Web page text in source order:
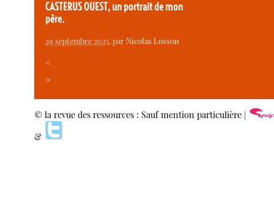
CASTERUS OUEST, un portrait de mon
père.
29 septembre 2025, parNicolas Losson
<
>
© la revue des ressources : Sauf mention particulière |
&